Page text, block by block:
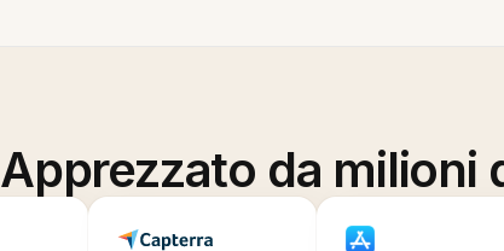
Apprezzato da milioni